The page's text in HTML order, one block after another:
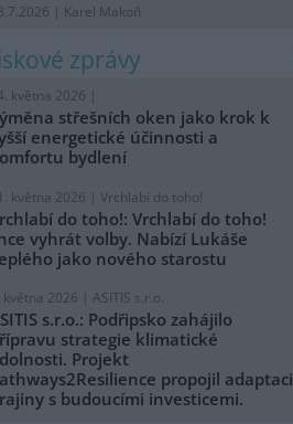
| Karel Makoň
zprávy
května 2026 |
střešních oken jako krok k
energetické účinnosti a
bydlení
května 2026 | Vrchlabí do toho!
do toho!: Vrchlabí do toho!
vyhrát volby. Nabízí Lukáše
jako nového starostu
května 2026 | ASITIS s.r.o.
s.r.o.: Podřipsko zahájilo
strategie klimatické
Projekt
propojil adaptaci
s budoucími investicemi.